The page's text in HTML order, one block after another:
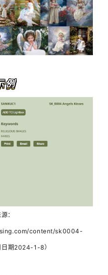
例
：
content/sk0004-
期2024-1-8）